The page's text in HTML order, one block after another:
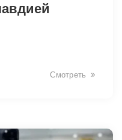
Смотреть